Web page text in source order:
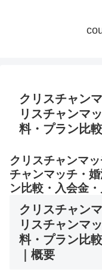
クリスチャン
リスチャンマ
料・プラン比
クリスチャンマ
チャンマッチ・
ン比較・入会金
クリスチャン
リスチャンマ
料・プラン比
｜概要